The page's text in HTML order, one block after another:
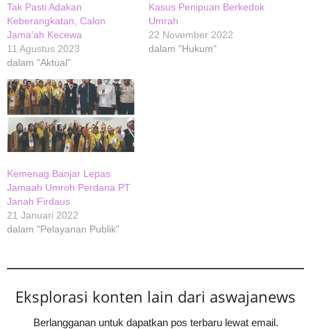
Tak Pasti Adakan
Keberangkatan, Calon
Jama’ah Kecewa
11 Agustus 2023
dalam "Aktual"
Kasus Penipuan Berkedok
Umrah
22 November 2022
dalam "Hukum"
Kemenag Banjar Lepas
Jamaah Umroh Perdana PT
Janah Firdaus
21 Januari 2022
dalam "Pelayanan Publik"
Eksplorasi konten lain dari aswajanews
Berlangganan untuk dapatkan pos terbaru lewat email.